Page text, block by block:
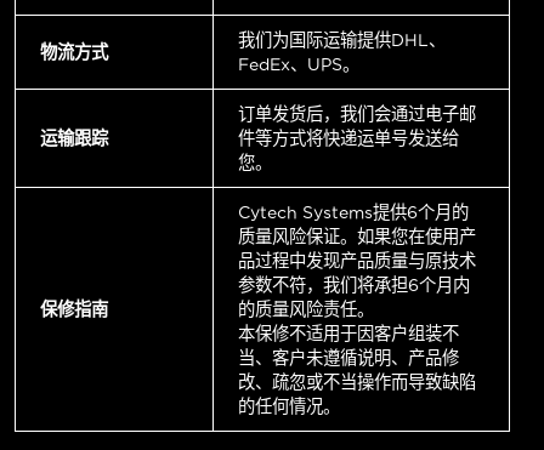
物流方式
我们为国际运输提供DHL、
FedEx、UPS。
运输跟踪
订单发货后，我们会通过电子邮
件等方式将快递运单号发送给
您。
保修指南
Cytech Systems提供6个月的
质量风险保证。如果您在使用产
品过程中发现产品质量与原技术
参数不符，我们将承担6个月内
的质量风险责任。
本保修不适用于因客户组装不
当、客户未遵循说明、产品修
改、疏忽或不当操作而导致缺陷
的任何情况。